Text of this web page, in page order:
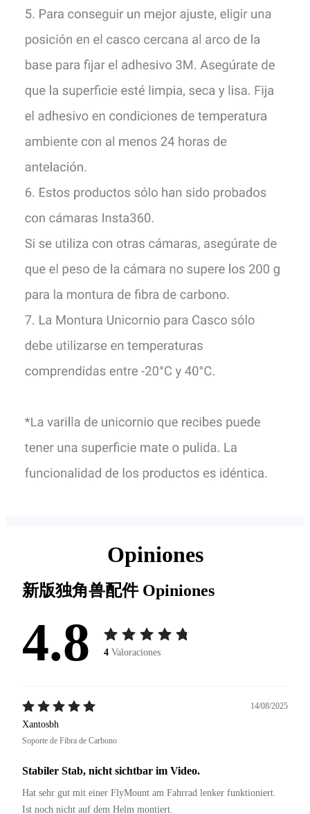
Opiniones
新版独角兽配件 Opiniones
4.8 4 Valoraciones
14/08/2025
Xantosbh
Soporte de Fibra de Carbono
Stabiler Stab, nicht sichtbar im Video.
Hat sehr gut mit einer FlyMount am Fahrrad lenker funktioniert.
Ist noch nicht auf dem Helm montiert.